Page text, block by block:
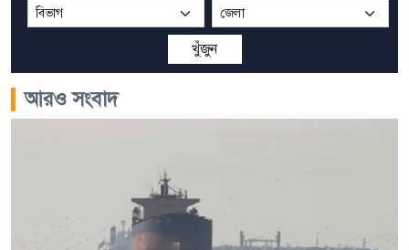
খুঁজুন
আরও সংবাদ